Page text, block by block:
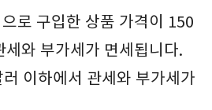
로 구입한 상품 가격이 150
세와 부가세가 면세됩니다.
이하에서 관세와 부가세가